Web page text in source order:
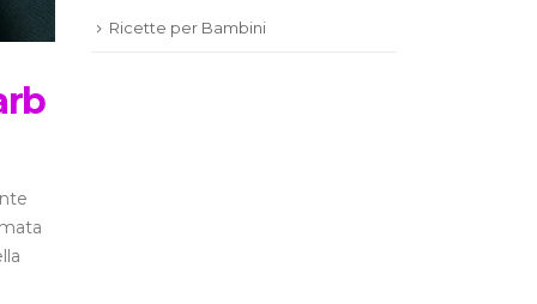
Ricette per Bambini